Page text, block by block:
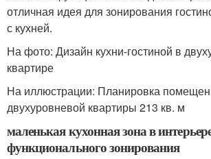
отличная идея для зонирования
с кухней.
На фото: Дизайн кухни-гостиной в
квартире
На иллюстрации: Планировка
двухуровневой квартиры 213 кв. м
маленькая кухонная зона в
функционального зонирования